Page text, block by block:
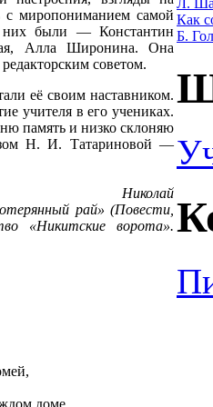
с миропониманием самой
были — Константин
Алла Широнина. Она
советом.
её своим наставником.
учителя в его учениках.
память и низко склоняю
Н. И. Татариновой —
Николай
рай» (Повести,
«Никитские ворота».
Как
Б.